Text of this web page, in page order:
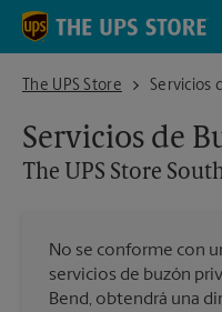
Skip to content
Return to Nav
The UPS Store
The UPS Store South Bend
Servicios
Servicios de
The UPS Store
No se conforme con
servicios de buzón
Bend, obtendrá una